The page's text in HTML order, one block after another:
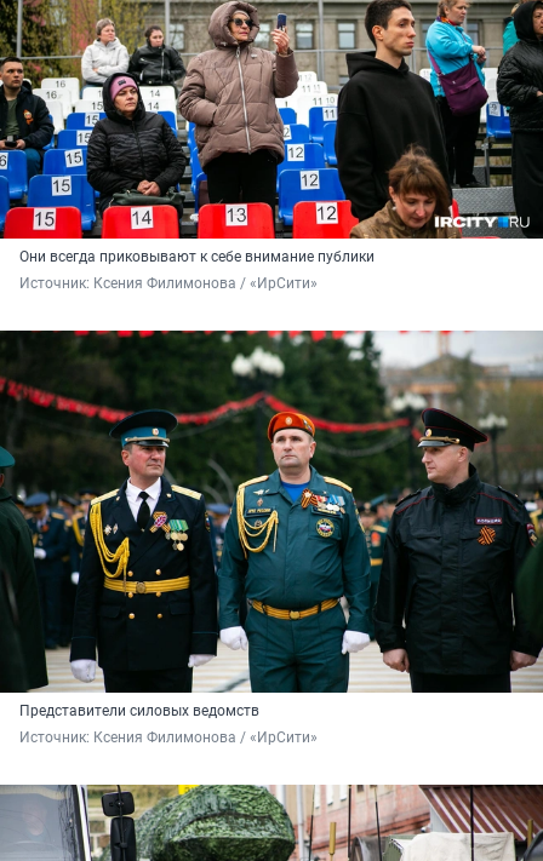
Они всегда приковывают к себе внимание публики
Источник: Ксения Филимонова / «ИрСити»
Представители силовых ведомств
Источник: Ксения Филимонова / «ИрСити»